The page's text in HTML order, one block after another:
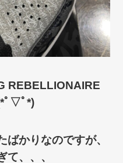
REBELLIONAIRE
ﾟ▽ﾟ*)
ばかりなのですが、
て、、、